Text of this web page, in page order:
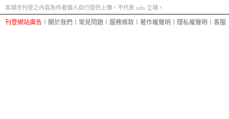
本城市刊登之內容為作者個人自行提供上傳，不代表 udn 立場。
刊登網站廣告 關於我們 常見問題 服務條款 著作權聲明 隱私權聲明 客服